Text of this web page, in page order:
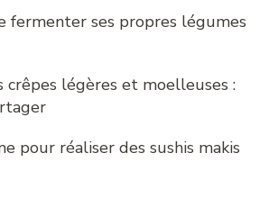
fermenter ses propres légumes
crêpes légères et moelleuses :
pour réaliser des sushis makis